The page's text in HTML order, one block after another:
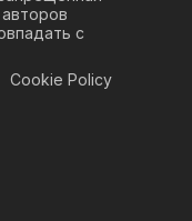
с
Cookie Policy